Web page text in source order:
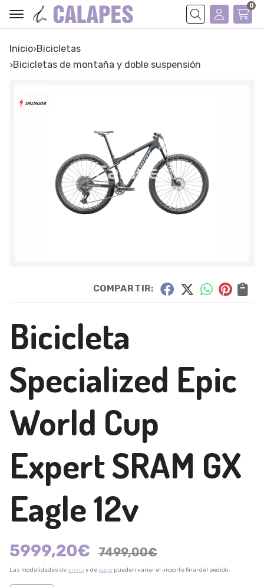
Buscar
0
Inicio
bicicletas
bicicletas de montaña y doble suspensión
COMPARTIR:
Bicicleta
Specialized Epic
World Cup
Expert SRAM GX
Eagle 12v
5999,20€ 7499,00€
Las modalidades de envío y de pago pueden variar el importe final del pedido.